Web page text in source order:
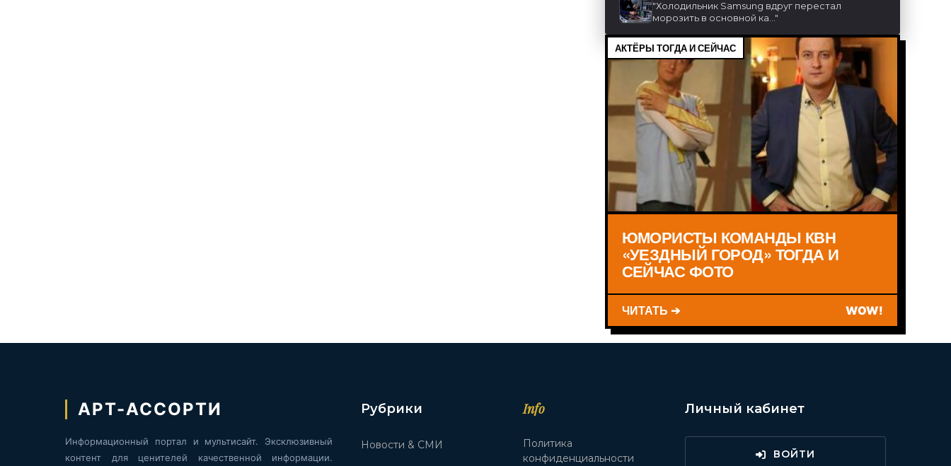
"Холодильник Samsung вдруг перестал
морозить в основной ка..."
АКТЁРЫ ТОГДА И СЕЙЧАС
ЮМОРИСТЫ КОМАНДЫ КВН
«УЕЗДНЫЙ ГОРОД» ТОГДА И
СЕЙЧАС ФОТО
ЧИТАТЬ ➔ WOW!
АРТ-АССОРТИ
Информационный портал и мультисайт. Эксклюзивный
контент для ценителей качественной информации.
Рубрики
Новости & СМИ
Info
Политика
конфиденциальности
Личный кабинет
ВОЙТИ